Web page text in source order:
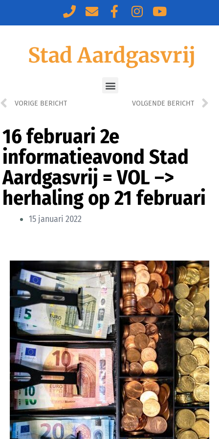
Stad Aardgasvrij
VORIGE BERICHT VOLGENDE BERICHT
16 februari 2e
informatieavond Stad
Aardgasvrij = VOL –>
herhaling op 21 februari
15 januari 2022